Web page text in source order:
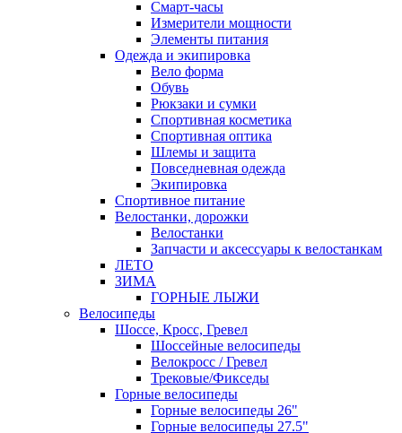
Смарт-часы
Измерители мощности
Элементы питания
Одежда и экипировка
Вело форма
Обувь
Рюкзаки и сумки
Спортивная косметика
Спортивная оптика
Шлемы и защита
Повседневная одежда
Экипировка
Спортивное питание
Велостанки, дорожки
Велостанки
Запчасти и аксессуары к велостанкам
ЛЕТО
ЗИМА
ГОРНЫЕ ЛЫЖИ
Велосипеды
Шоссе, Кросс, Гревел
Шоссейные велосипеды
Велокросс / Гревел
Трековые/Фикседы
Горные велосипеды
Горные велосипеды 26"
Горные велосипеды 27.5"